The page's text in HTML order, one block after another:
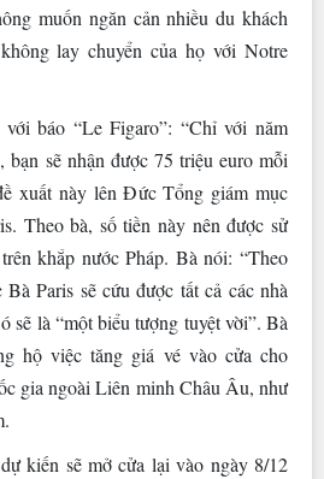
muốn ngăn cản nhiều du khách
lay chuyển của họ với Notre
báo “Le Figaro”: “Chỉ với năm
bạn sẽ nhận được 75 triệu euro mỗi
xuất này lên Đức Tổng giám mục
Theo bà, số tiền này nên được sử
khắp nước Pháp. Bà nói: “Theo
Paris sẽ cứu được tất cả các nhà
sẽ là “một biểu tượng tuyệt vời”. Bà
hộ việc tăng giá vé vào cửa cho
gia ngoài Liên minh Châu Âu, như
kiến sẽ mở cửa lại vào ngày 8/12